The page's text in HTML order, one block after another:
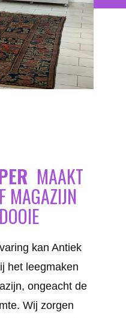
MAAKT
MAGAZIJN
kan Antiek
het leegmaken
ongeacht de
Wij zorgen